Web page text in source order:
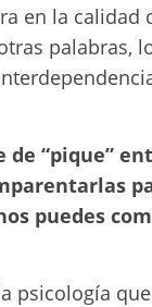
en la calidad
palabras,
“pique”
puedes
psicología